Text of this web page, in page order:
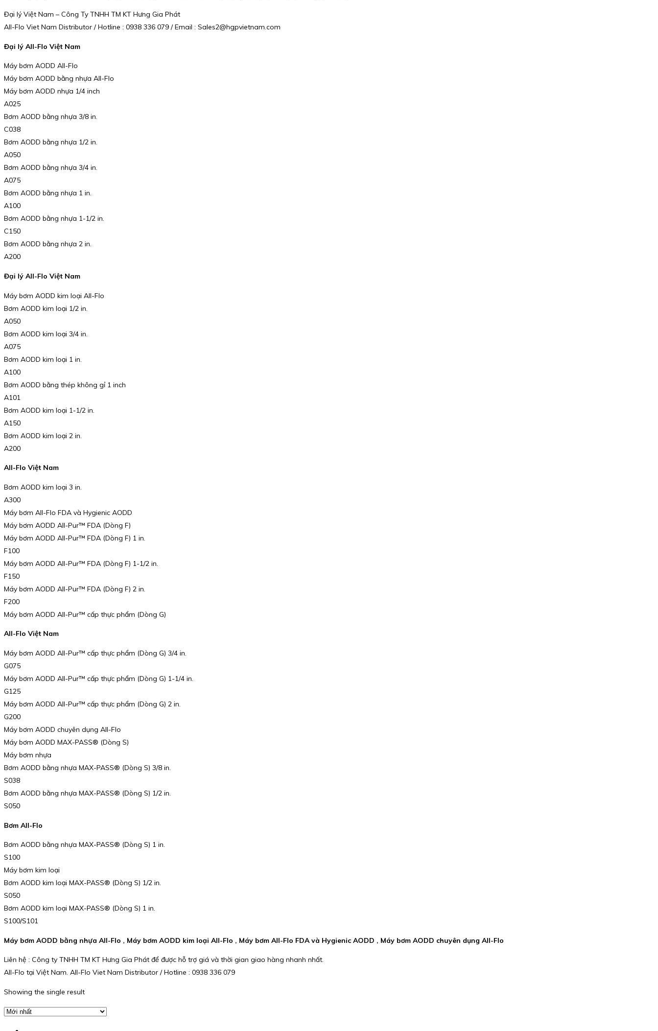
Đại lý Việt Nam – Công Ty TNHH TM KT Hưng Gia Phát
All-Flo Viet Nam Distributor / Hotline : 0938 336 079 / Email : Sales2@hgpvietnam.com
Đại lý All-Flo Việt Nam
Máy bơm AODD All-Flo
Máy bơm AODD bằng nhựa All-Flo
Máy bơm AODD nhựa 1/4 inch
A025
Bơm AODD bằng nhựa 3/8 in.
C038
Bơm AODD bằng nhựa 1/2 in.
A050
Bơm AODD bằng nhựa 3/4 in.
A075
Bơm AODD bằng nhựa 1 in.
A100
Bơm AODD bằng nhựa 1-1/2 in.
C150
Bơm AODD bằng nhựa 2 in.
A200
Đại lý All-Flo Việt Nam
Máy bơm AODD kim loại All-Flo
Bơm AODD kim loại 1/2 in.
A050
Bơm AODD kim loại 3/4 in.
A075
Bơm AODD kim loại 1 in.
A100
Bơm AODD bằng thép không gỉ 1 inch
A101
Bơm AODD kim loại 1-1/2 in.
A150
Bơm AODD kim loại 2 in.
A200
All-Flo Việt Nam
Bơm AODD kim loại 3 in.
A300
Máy bơm All-Flo FDA và Hygienic AODD
Máy bơm AODD All-Pur™️ FDA (Dòng F)
Máy bơm AODD All-Pur™️ FDA (Dòng F) 1 in.
F100
Máy bơm AODD All-Pur™️ FDA (Dòng F) 1-1/2 in.
F150
Máy bơm AODD All-Pur™️ FDA (Dòng F) 2 in.
F200
Máy bơm AODD All-Pur™️ cấp thực phẩm (Dòng G)
All-Flo Việt Nam
Máy bơm AODD All-Pur™ cấp thực phẩm (Dòng G) 3/4 in.
G075
Máy bơm AODD All-Pur™ cấp thực phẩm (Dòng G) 1-1/4 in.
G125
Máy bơm AODD All-Pur™ cấp thực phẩm (Dòng G) 2 in.
G200
Máy bơm AODD chuyên dụng All-Flo
Máy bơm AODD MAX-PASS®️ (Dòng S)
Máy bơm nhựa
Bơm AODD bằng nhựa MAX-PASS® (Dòng S) 3/8 in.
S038
Bơm AODD bằng nhựa MAX-PASS® (Dòng S) 1/2 in.
S050
Bơm All-Flo
Bơm AODD bằng nhựa MAX-PASS® (Dòng S) 1 in.
S100
Máy bơm kim loại
Bơm AODD kim loại MAX-PASS® (Dòng S) 1/2 in.
S050
Bơm AODD kim loại MAX-PASS® (Dòng S) 1 in.
S100/S101
Máy bơm AODD bằng nhựa All-Flo , Máy bơm AODD kim loại All-Flo , Máy bơm All-Flo FDA và Hygienic AODD , Máy bơm AODD chuyên dụng All-Flo
Liên hệ : Công ty TNHH TM KT Hưng Gia Phát để được hỗ trợ giá và thời gian giao hàng nhanh nhất.
All-Flo tại Việt Nam. All-Flo Viet Nam Distributor / Hotline : 0938 336 079
Showing the single result